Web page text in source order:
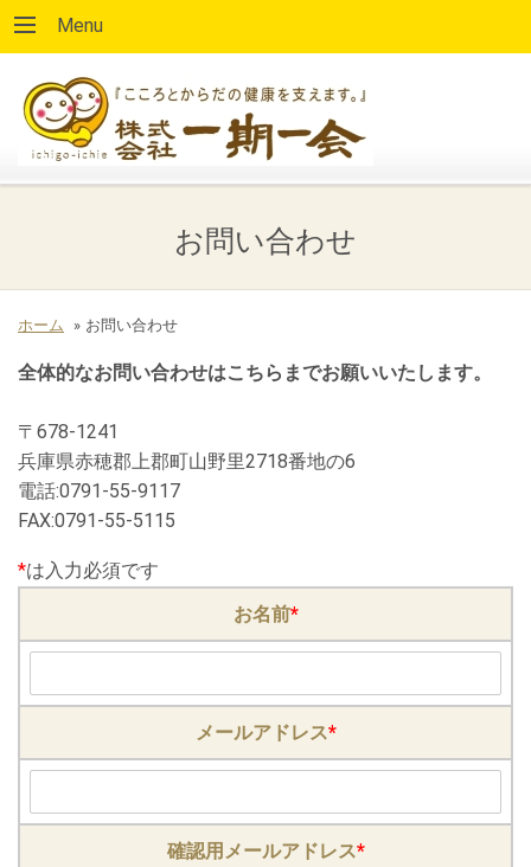
Menu
お問い合わせ
ホーム » お問い合わせ
全体的なお問い合わせはこちらまでお願いいたします。
〒678-1241
兵庫県赤穂郡上郡町山野里2718番地の6
電話:0791-55-9117
FAX:0791-55-5115
*は入力必須です
お名前*
メールアドレス*
確認用メールアドレス*